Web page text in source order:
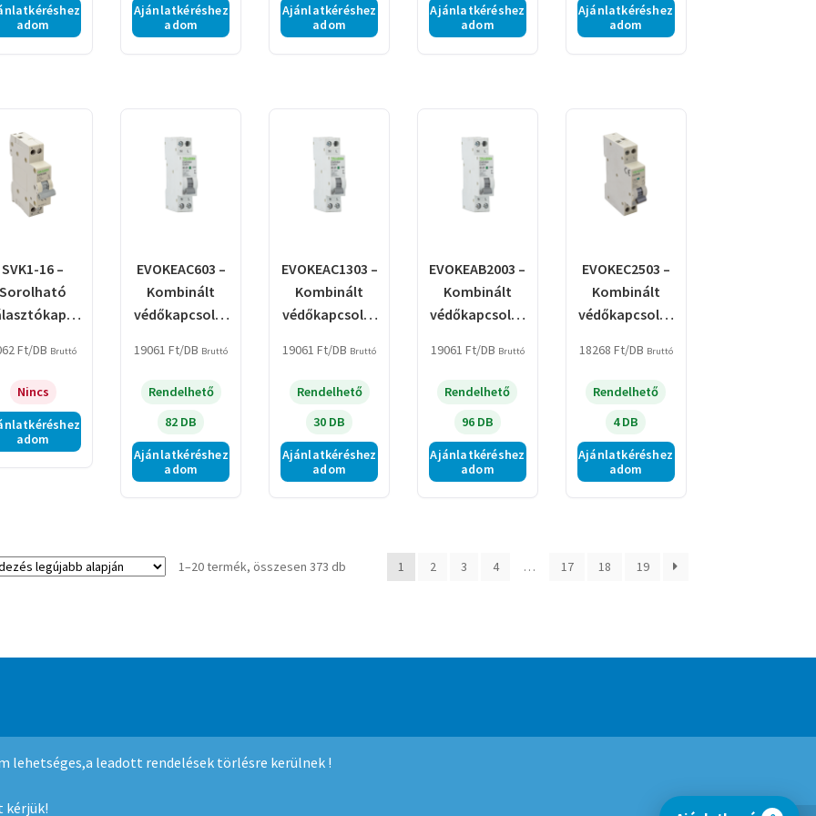
lehetséges,a leadott rendelések törlésre kerülnek !
kérjük!
adom
Ajánlatkéréshez
adom
Ajánlatkéréshez
adom
Ajánlatkéréshez
adom
Ajánlatkéréshez
adom
SVK1-16 –
Sorolható
Ft/DB Bruttó
Nincs
adom
EVOKEAC603 –
Kombinált
védőkapcsoló,
2P, 1 modul, C
kar.
19061Ft/DB Bruttó
Rendelhető
82 DB
Ajánlatkéréshez
adom
EVOKEAC1303 –
Kombinált
védőkapcsoló,
2P, 1 modul, C
kar.
19061Ft/DB Bruttó
Rendelhető
30 DB
Ajánlatkéréshez
adom
EVOKEAB2003 –
Kombinált
védőkapcsoló,
2P, 1 modul, B
kar.
19061 Ft/DB Bruttó
Rendelhető
96 DB
Ajánlatkéréshez
adom
EVOKEC2503 –
Kombinált
védőkapcsoló,
2P, 1 modul, C
kar.
18268 Ft/DB Bruttó
Rendelhető
4 DB
Ajánlatkéréshez
adom
1–20 termék, összesen 373 dbSorted
1 2 3 4 … 17 18 19